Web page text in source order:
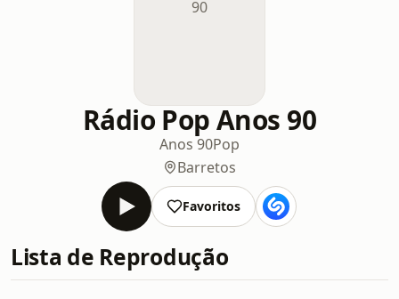
Rádio Pop Anos 90
Anos 90Pop
Barretos
Favoritos
Lista de Reprodução